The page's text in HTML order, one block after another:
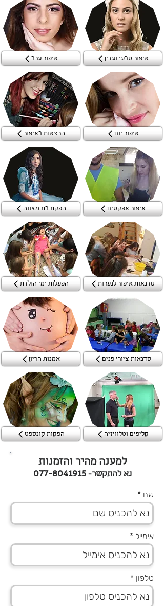
איפור טבעי ועדין
איפור יום
איפור אפקטים
סדנאות איפור לנערות
סדנאות ציורי פנים
קליפים וטלוויזיה
איפור ערב
הרצאות באיפור
הפקת בת מצווה
הפעלות ימי הולדת
אמנות הריון
הפקות קונספט
למענה מהיר והזמנות
נא להתקשר-077-8041915
שם
אימייל
טלפון